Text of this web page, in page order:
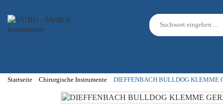
Startseite Chirurgische Instrumente DIEFFENBACH BULLDOG KLEMME